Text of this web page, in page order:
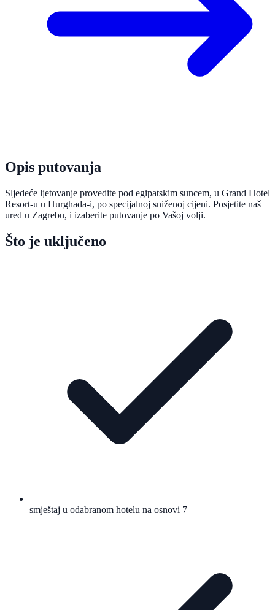
Opis putovanja
Sljedeće ljetovanje provedite pod egipatskim suncem, u Grand Hotel
Resort-u u Hurghada-i, po specijalnoj sniženoj cijeni. Posjetite naš
ured u Zagrebu, i izaberite putovanje po Vašoj volji.
Što je uključeno
smještaj u odabranom hotelu na osnovi 7